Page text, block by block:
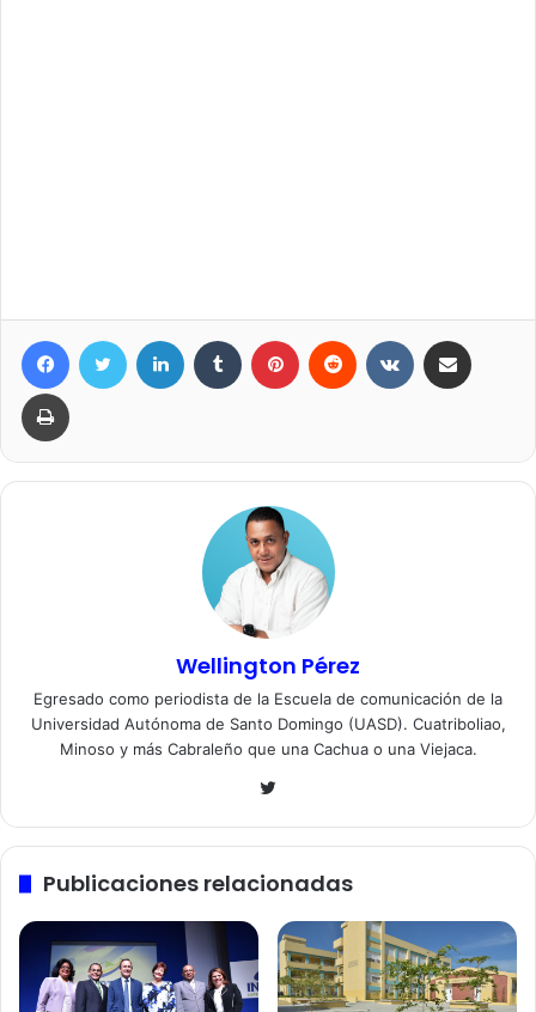
FacebookTwitter LinkedIn Tumblr Pinterest Reddit VKontakte
Imprimir
Wellington Pérez
Egresado como periodista de la Escuela de comunicación de la
Universidad Autónoma de Santo Domingo (UASD). Cuatriboliao,
Minoso y más Cabraleño que una Cachua o una Viejaca.
Twitter
Publicaciones relacionadas